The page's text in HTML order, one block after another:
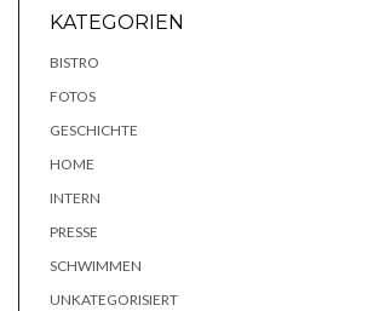
KATEGORIEN
BISTRO
FOTOS
GESCHICHTE
HOME
INTERN
PRESSE
SCHWIMMEN
UNKATEGORISIERT